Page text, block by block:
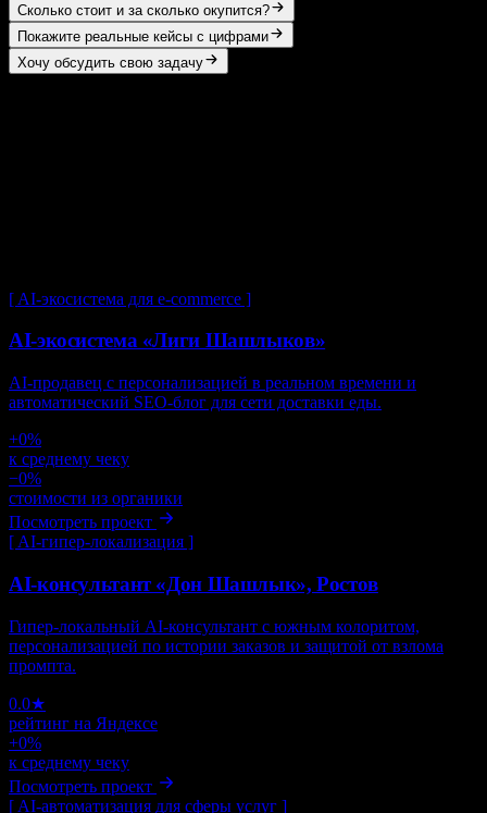
Сколько стоит и за сколько окупится?
Покажите реальные кейсы с цифрами
Хочу обсудить свою задачу
[ AI-экосистема для e-commerce ]
AI-экосистема «Лиги Шашлыков»
AI-продавец с персонализацией в реальном времени и
автоматический SEO-блог для сети доставки еды.
+0%
к среднему чеку
−0%
стоимости из органики
Посмотреть проект
[ AI-гипер-локализация ]
AI-консультант «Дон Шашлык», Ростов
Гипер-локальный AI-консультант с южным колоритом,
персонализацией по истории заказов и защитой от взлома
промпта.
0.0★
рейтинг на Яндексе
+0%
к среднему чеку
Посмотреть проект
[ AI-автоматизация для сферы услуг ]